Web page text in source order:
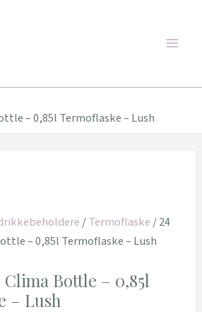
– 0,85l Termoflaske – Lush
/Termoflaske/ 24
– 0,85l Termoflaske – Lush
Clima Bottle – 0,85l
– Lush
kr..346,00 kr..
kr..143,20 kr..